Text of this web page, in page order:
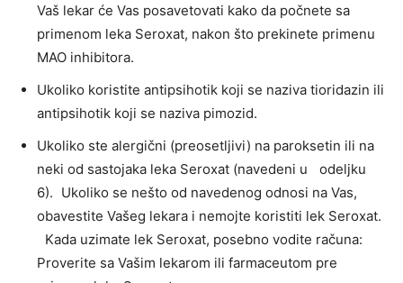
Vaš lekar će Vas posavetovati kako da počnete sa
primenom leka Seroxat, nakon što prekinete primenu
MAO inhibitora.
Ukoliko koristite antipsihotik koji se naziva tioridazin ili
antipsihotik koji se naziva pimozid.
Ukoliko ste alergični (preosetljivi) na paroksetin ili na
neki od sastojaka leka Seroxat (navedeni u odeljku
6). Ukoliko se nešto od navedenog odnosi na Vas,
obavestite Vašeg lekara i nemojte koristiti lek Seroxat.
Kada uzimate lek Seroxat, posebno vodite računa:
Proverite sa Vašim lekarom ili farmaceutom pre